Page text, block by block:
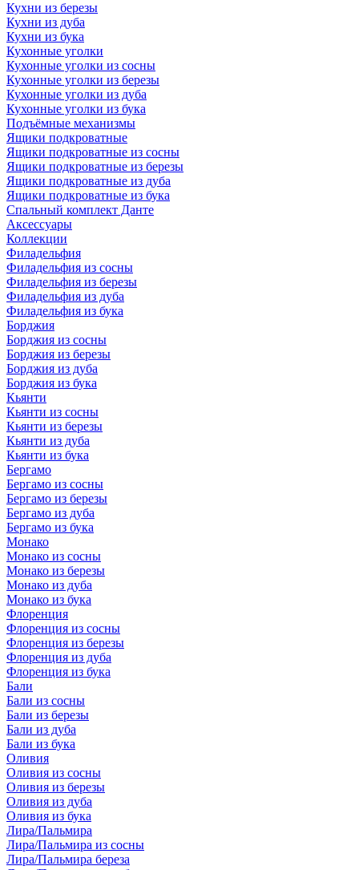
Кухни из березы
Кухни из дуба
Кухни из бука
Кухонные уголки
Кухонные уголки из сосны
Кухонные уголки из березы
Кухонные уголки из дуба
Кухонные уголки из бука
Подъёмные механизмы
Ящики подкроватные
Ящики подкроватные из сосны
Ящики подкроватные из березы
Ящики подкроватные из дуба
Ящики подкроватные из бука
Спальный комплект Данте
Аксессуары
Коллекции
Филадельфия
Филадельфия из сосны
Филадельфия из березы
Филадельфия из дуба
Филадельфия из бука
Борджия
Борджия из сосны
Борджия из березы
Борджия из дуба
Борджия из бука
Кьянти
Кьянти из сосны
Кьянти из березы
Кьянти из дуба
Кьянти из бука
Бергамо
Бергамо из сосны
Бергамо из березы
Бергамо из дуба
Бергамо из бука
Монако
Монако из сосны
Монако из березы
Монако из дуба
Монако из бука
Флоренция
Флоренция из сосны
Флоренция из березы
Флоренция из дуба
Флоренция из бука
Бали
Бали из сосны
Бали из березы
Бали из дуба
Бали из бука
Оливия
Оливия из сосны
Оливия из березы
Оливия из дуба
Оливия из бука
Лира/Пальмира
Лира/Пальмира из сосны
Лира/Пальмира береза